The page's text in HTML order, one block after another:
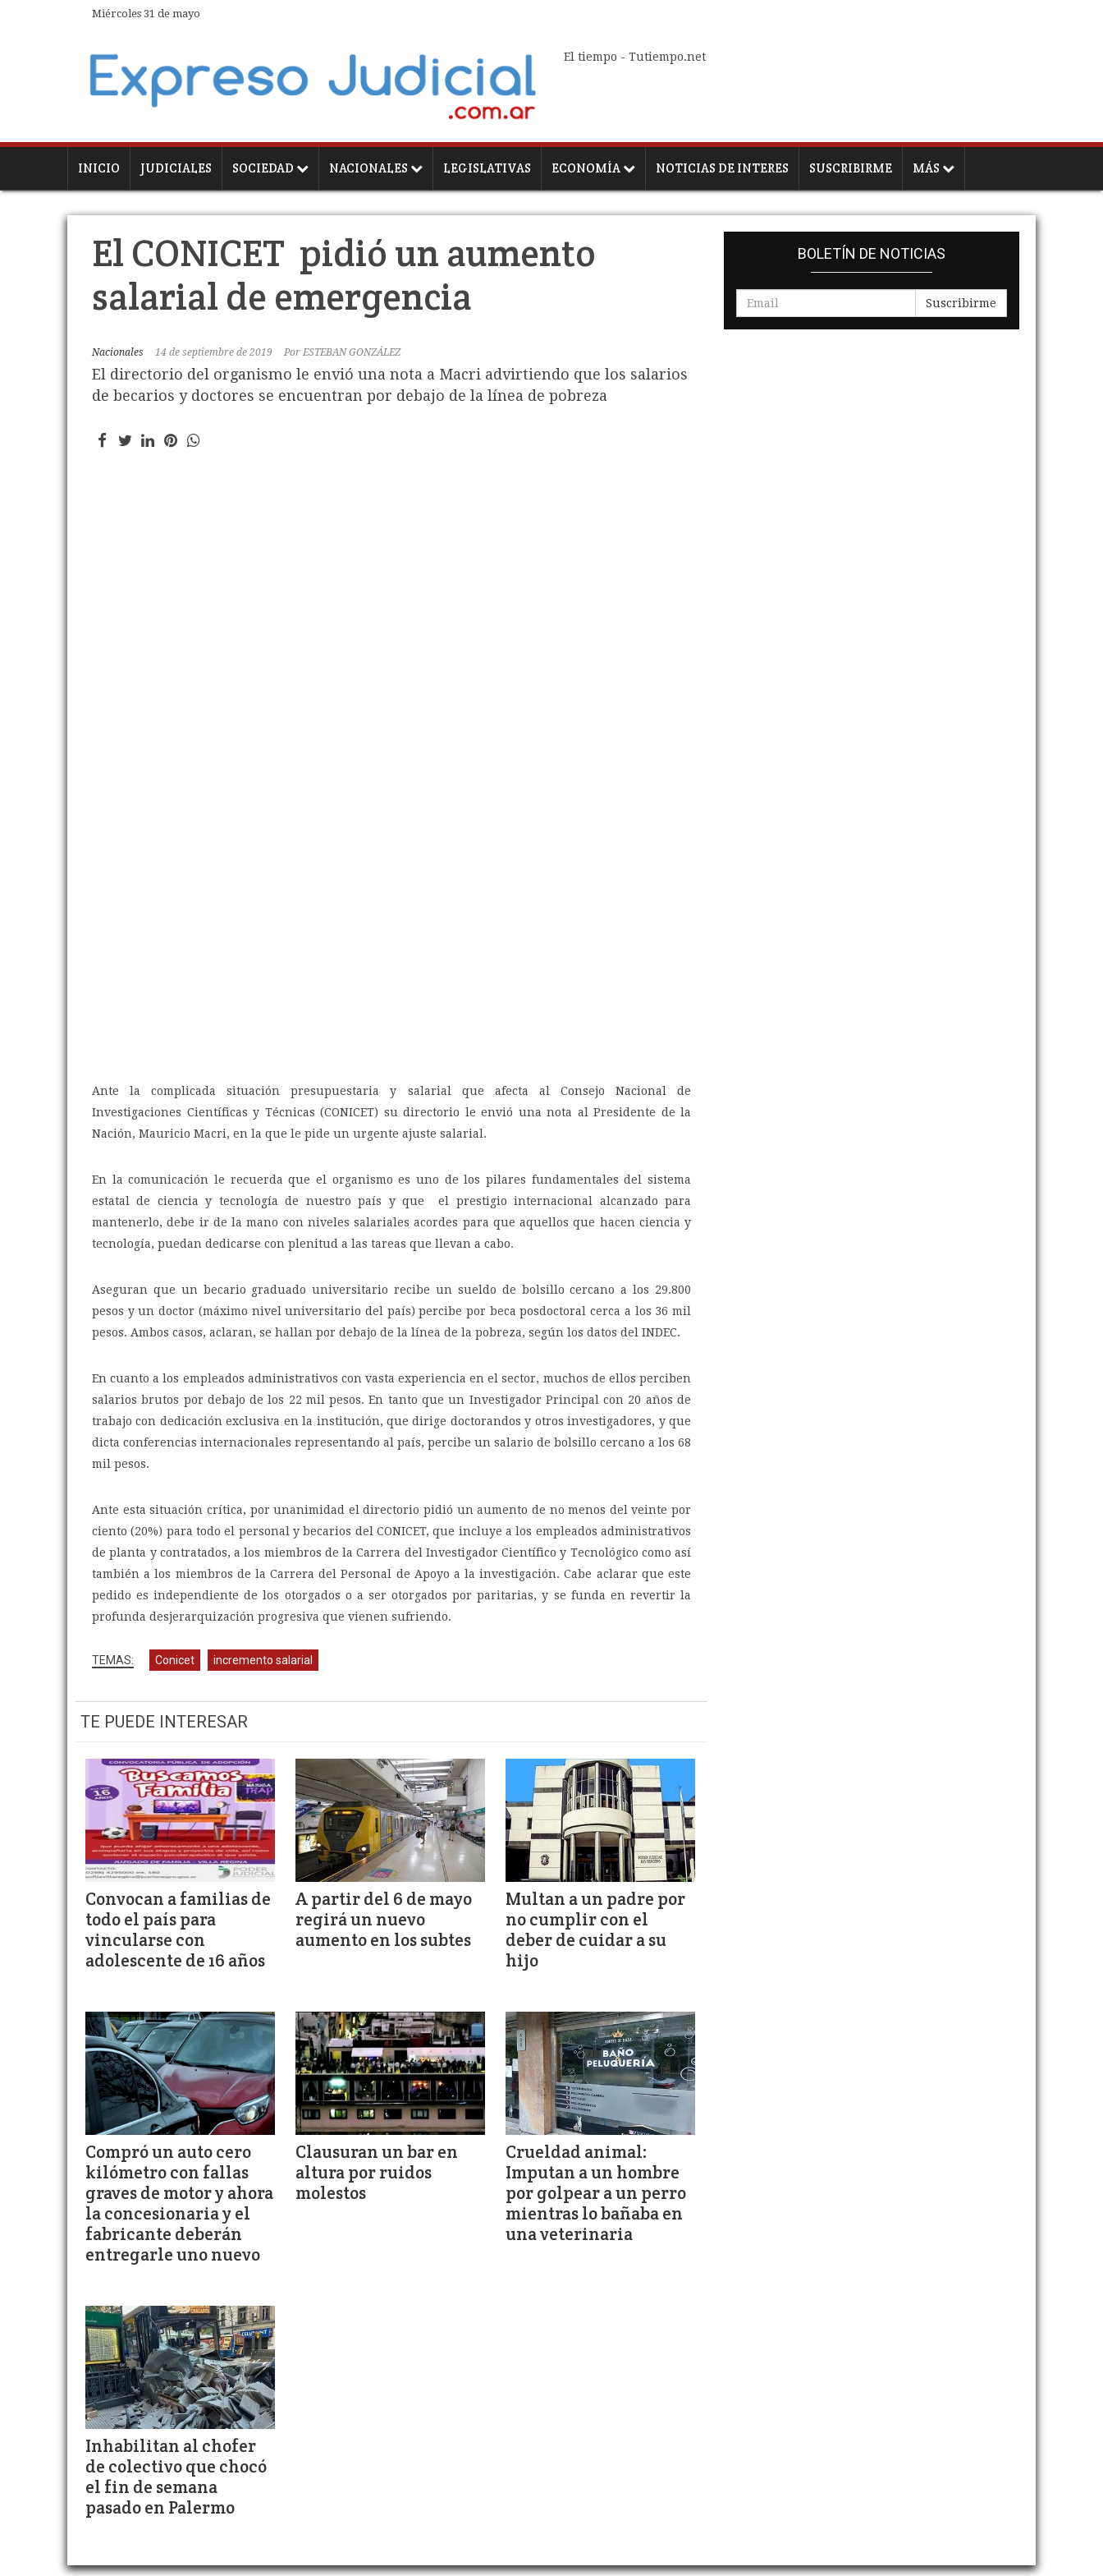
Miércoles 31 de mayo
El tiempo - Tutiempo.net
INICIO JUDICIALES SOCIEDAD NACIONALES LEGISLATIVAS ECONOMÍA NOTICIAS DE INTERES SUSCRIBIRME MÁS
El CONICET pidió un aumento
salarial de emergencia
Nacionales 14 de septiembre de 2019 Por ESTEBAN GONZÁLEZ
El directorio del organismo le envió una nota a Macri advirtiendo que los salarios
de becarios y doctores se encuentran por debajo de la línea de pobreza
Ante la complicada situación presupuestaria y salarial que afecta al Consejo Nacional de
Investigaciones Científicas y Técnicas (CONICET) su directorio le envió una nota al Presidente de la
Nación, Mauricio Macri, en la que le pide un urgente ajuste salarial.
En la comunicación le recuerda que el organismo es uno de los pilares fundamentales del sistema
estatal de ciencia y tecnología de nuestro país y que el prestigio internacional alcanzado para
mantenerlo, debe ir de la mano con niveles salariales acordes para que aquellos que hacen ciencia y
tecnología, puedan dedicarse con plenitud a las tareas que llevan a cabo.
Aseguran que un becario graduado universitario recibe un sueldo de bolsillo cercano a los 29.800
pesos y un doctor (máximo nivel universitario del país) percibe por beca posdoctoral cerca a los 36 mil
pesos. Ambos casos, aclaran, se hallan por debajo de la línea de la pobreza, según los datos del INDEC.
En cuanto a los empleados administrativos con vasta experiencia en el sector, muchos de ellos perciben
salarios brutos por debajo de los 22 mil pesos. En tanto que un Investigador Principal con 20 años de
trabajo con dedicación exclusiva en la institución, que dirige doctorandos y otros investigadores, y que
dicta conferencias internacionales representando al país, percibe un salario de bolsillo cercano a los 68
mil pesos.
Ante esta situación crítica, por unanimidad el directorio pidió un aumento de no menos del veinte por
ciento (20%) para todo el personal y becarios del CONICET, que incluye a los empleados administrativos
de planta y contratados, a los miembros de la Carrera del Investigador Científico y Tecnológico como así
también a los miembros de la Carrera del Personal de Apoyo a la investigación. Cabe aclarar que este
pedido es independiente de los otorgados o a ser otorgados por paritarias, y se funda en revertir la
profunda desjerarquización progresiva que vienen sufriendo.
Conicet incremento salarial
TE PUEDE INTERESAR
Convocan a familias de
todo el país para
vincularse con
adolescente de 16 años
A partir del 6 de mayo
regirá un nuevo
aumento en los subtes
Multan a un padre por
no cumplir con el
deber de cuidar a su
hijo
Compró un auto cero
kilómetro con fallas
graves de motor y ahora
la concesionaria y el
fabricante deberán
entregarle uno nuevo
Clausuran un bar en
altura por ruidos
molestos
Crueldad animal:
Imputan a un hombre
por golpear a un perro
mientras lo bañaba en
una veterinaria
Inhabilitan al chofer
de colectivo que chocó
el fin de semana
pasado en Palermo
BOLETÍN DE NOTICIAS
Suscribirme